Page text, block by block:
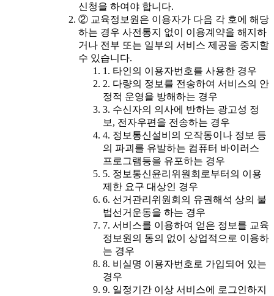
신청을 하여야 합니다.
② 교육정보원은 이용자가 다음 각 호에 해당
하는 경우 사전통지 없이 이용계약을 해지하
거나 전부 또는 일부의 서비스 제공을 중지할
수 있습니다.
1. 타인의 이용자번호를 사용한 경우
2. 다량의 정보를 전송하여 서비스의 안
정적 운영을 방해하는 경우
3. 수신자의 의사에 반하는 광고성 정
보, 전자우편을 전송하는 경우
4. 정보통신설비의 오작동이나 정보 등
의 파괴를 유발하는 컴퓨터 바이러스
프로그램등을 유포하는 경우
5. 정보통신윤리위원회로부터의 이용
제한 요구 대상인 경우
6. 선거관리위원회의 유권해석 상의 불
법선거운동을 하는 경우
7. 서비스를 이용하여 얻은 정보를 교육
정보원의 동의 없이 상업적으로 이용하
는 경우
8. 비실명 이용자번호로 가입되어 있는
경우
9. 일정기간 이상 서비스에 로그인하지